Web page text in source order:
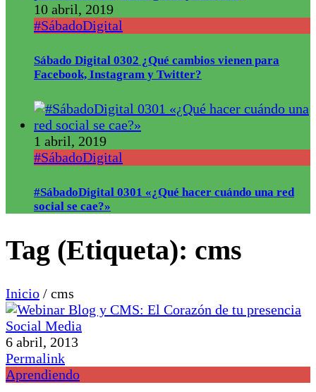
10 abril, 2019
#SábadoDigital
Sábado Digital 0302 ¿Qué cambios vienen para
Facebook, Instagram y Twitter?
1 abril, 2019
#SábadoDigital
#SábadoDigital 0301 «¿Qué hacer cuándo una red
social se cae?»
Tag (Etiqueta): cms
Inicio / cms
6 abril, 2013
Permalink
Aprendiendo